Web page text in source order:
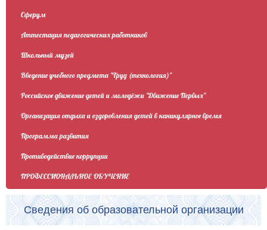
Сферум
Аттестация педагогических работников
Школьный музей
Введение учебного предмета "Труд (технология)"
Российское движение детей и молодёжи "Движение Первых"
Организация отдыха и оздоровления детей в каникулярное время
Программа развития
Противодействие коррупции
ПРОФЕССИОНАЛЬНОЕ ОБУЧЕНИЕ
Сведения об образовательной организации